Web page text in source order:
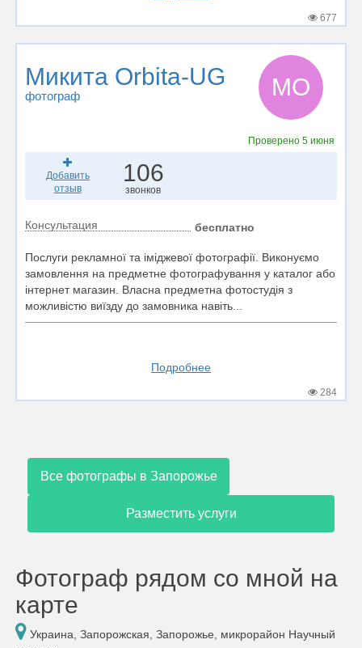
677
Микита Orbita-UG
фотограф МO
Проверено 5 июня
Добавить
отзыв
106
звонков
Консультация бесплатно
Послуги рекламної та іміджевої фотографії. Виконуємо
замовлення на предметне фотографування у каталог або
інтернет магазин. Власна предметна фотостудія з
можливістю виїзду до замовника навіть...
Подробнее
284
Все фотографы в Запорожье
Разместить услуги
Фотограф рядом со мной на
карте
Украина, Запорожская, Запорожье, микрорайон Научный